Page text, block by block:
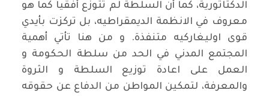
الدكتاتورية، كما أن السلطة لم تتوزع أفقياً كما هو
معروف في الانظمة الديمقراطيه، بل تركزت بأيدي
قوى اوليغاركيه متنفذة. و من هنا تأتي أهمية
المجتمع المدني في الحد من سلطة الحكومة و
العمل على اعادة توزيع السلطة و الثروة
والمعرفة، لتمكين المواطن من الدفاع عن حقوقه